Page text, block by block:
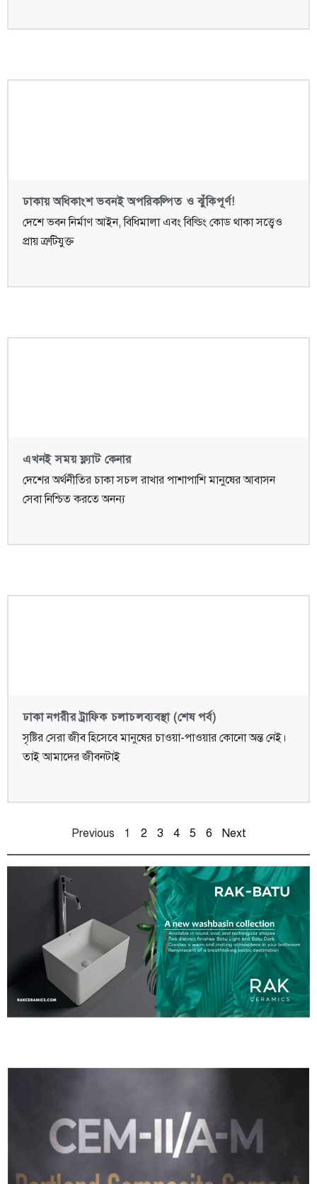
ঢাকায় অধিকাংশ ভবনই অপরিকল্পিত ও ঝুঁকিপূর্ণ!
দেশে ভবন নির্মাণ আইন, বিধিমালা এবং বিল্ডিং কোড থাকা সত্ত্বেও
প্রায় ত্রুটিযুক্ত
এখনই সময় ফ্ল্যাট কেনার
দেশের অর্থনীতির চাকা সচল রাখার পাশাপাশি মানুষের আবাসন
সেবা নিশ্চিত করতে অনন্য
ঢাকা নগরীর ট্রাফিক চলাচলব্যবস্থা (শেষ পর্ব)
সৃষ্টির সেরা জীব হিসেবে মানুষের চাওয়া-পাওয়ার কোনো অন্ত নেই।
তাই আমাদের জীবনটাই
Previous 1 2 3 4 5 6 Next